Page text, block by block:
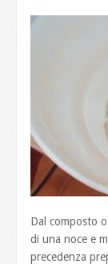
Dal composto
di una noce e
precedenza